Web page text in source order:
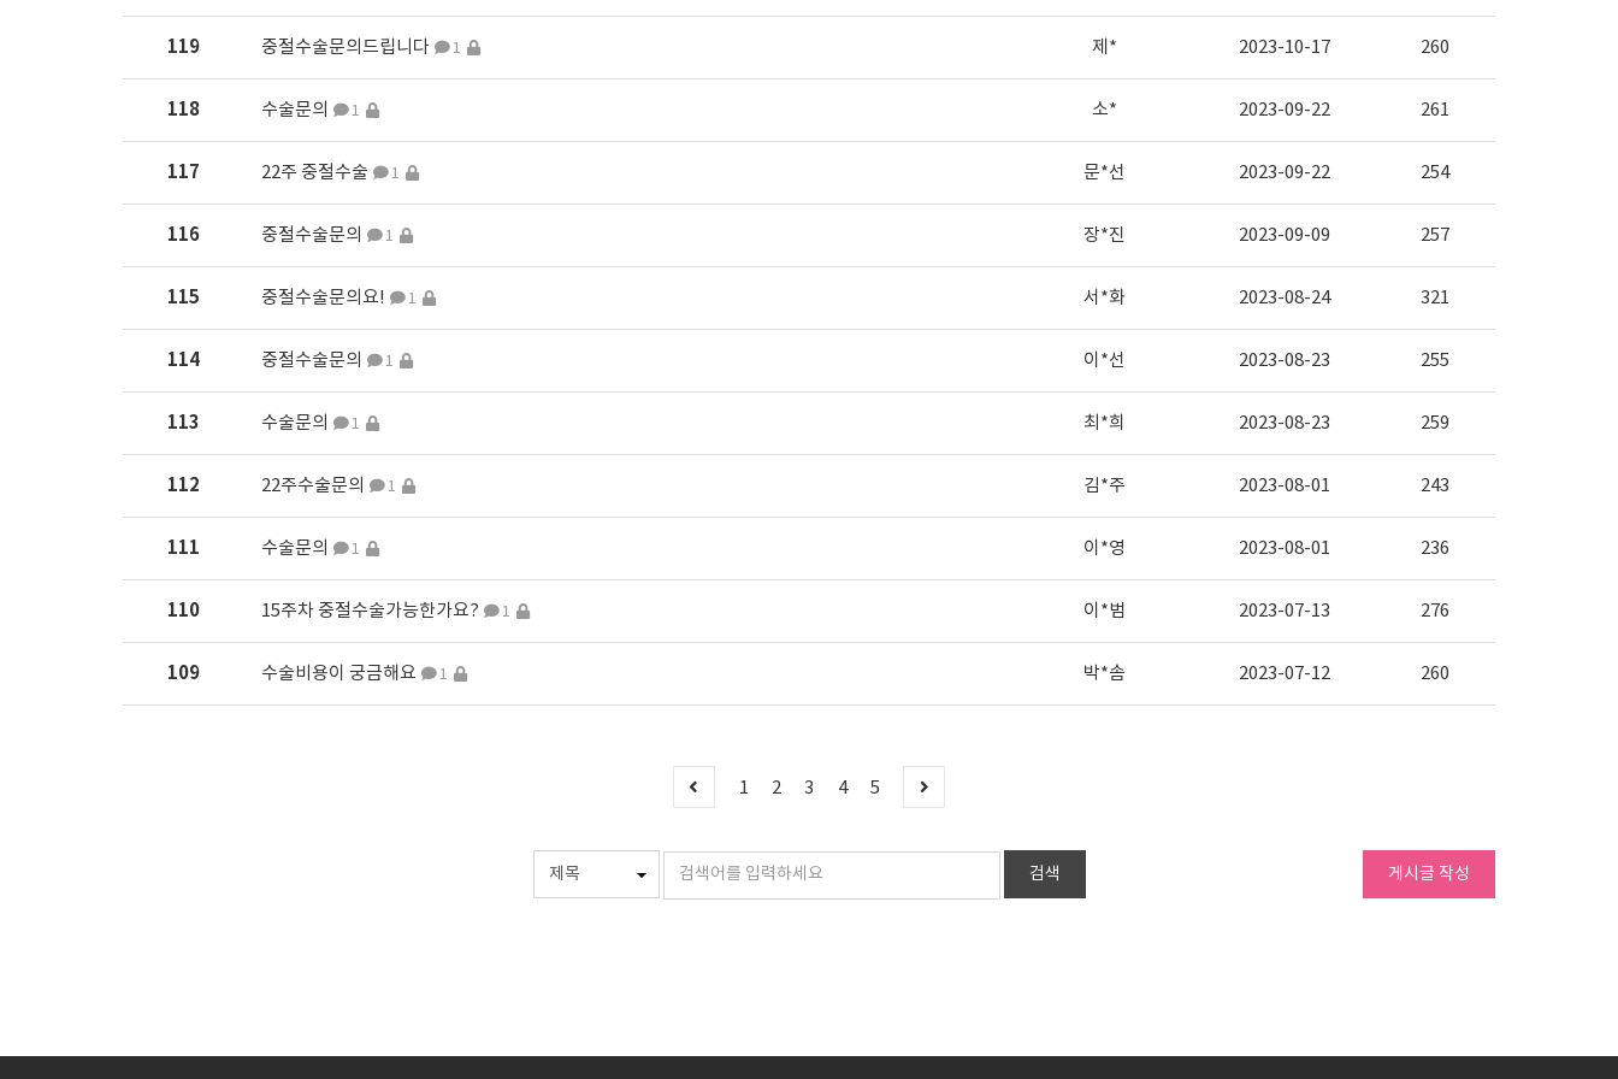
119 중절수술문의드립니다 1 제* 2023-10-17 260
118 수술문의 1 소* 2023-09-22 261
117 22주 중절수술 1 문*선 2023-09-22 254
116 중절수술문의 1 장*진 2023-09-09 257
115 중절수술문의요! 1 서*화 2023-08-24 321
114 중절수술문의 1 이*선 2023-08-23 255
113 수술문의 1 최*희 2023-08-23 259
112 22주수술문의 1 김*주 2023-08-01 243
111 수술문의 1 이*영 2023-08-01 236
110 15주차 중절수술가능한가요? 1 이*범 2023-07-13 276
109 수술비용이 궁금해요 1 박*솜 2023-07-12 260
1 2 3 4 5
검색 게시글 작성